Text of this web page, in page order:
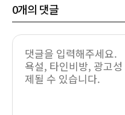
0개의 댓글